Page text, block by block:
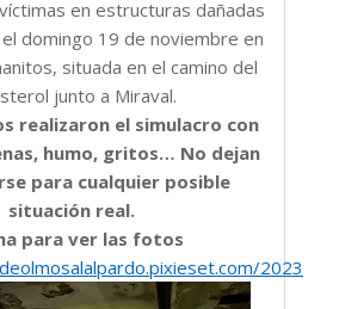
en estructuras dañadas
domingo 19 de noviembre en
situada en el camino del
junto a Miraval.
realizaron el simulacro con
humo, gritos… No dejan
para cualquier posible
situación real.
para ver las fotos